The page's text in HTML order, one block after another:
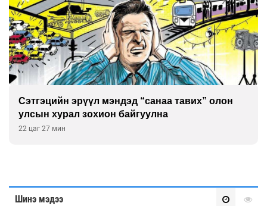
Сэтгэцийн эрүүл мэндэд “санаа тавих” олон
улсын хурал зохион байгуулна
22 цаг 27 мин
Шинэ мэдээ